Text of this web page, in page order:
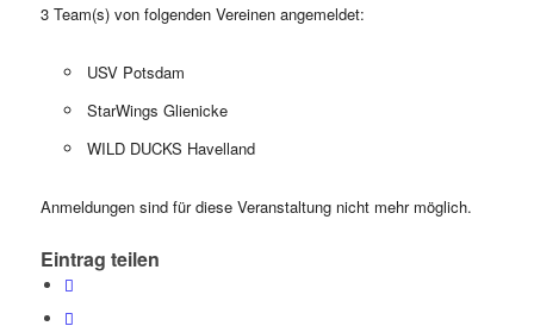
3 Team(s) von folgenden Vereinen angemeldet:
USV Potsdam
StarWings Glienicke
WILD DUCKS Havelland
Anmeldungen sind für diese Veranstaltung nicht mehr möglich.
Eintrag teilen